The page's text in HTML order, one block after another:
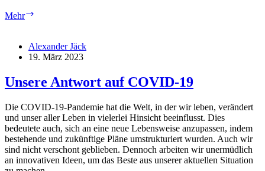
Mehr
Eine
Reise
Ozean
Alexander Jäck
19. März 2023
Unsere Antwort auf COVID-19
Die COVID-19-Pandemie hat die Welt, in der wir leben, verändert
und unser aller Leben in vielerlei Hinsicht beeinflusst. Dies
bedeutete auch, sich an eine neue Lebensweise anzupassen, indem
bestehende und zukünftige Pläne umstrukturiert wurden. Auch wir
sind nicht verschont geblieben. Dennoch arbeiten wir unermüdlich
an innovativen Ideen, um das Beste aus unserer aktuellen Situation